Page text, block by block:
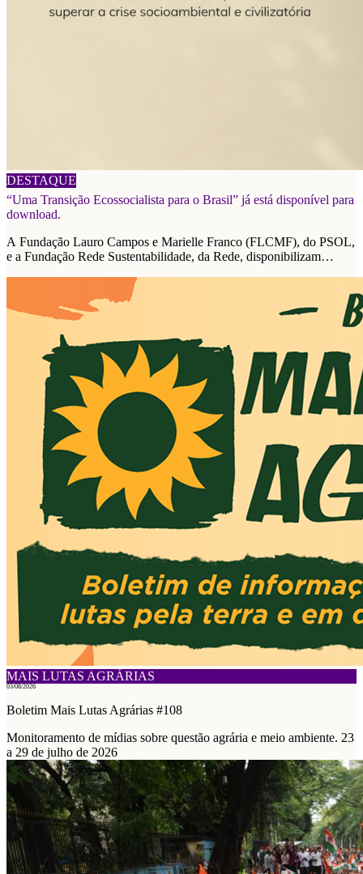
DESTAQUE
06/08/2026
“Uma Transição Ecossocialista para o Brasil” já está disponível para
download.
A Fundação Lauro Campos e Marielle Franco (FLCMF), do PSOL,
e a Fundação Rede Sustentabilidade, da Rede, disponibilizam
MAIS LUTAS AGRÁRIAS
03/08/2026
Boletim Mais Lutas Agrárias #108
Monitoramento de mídias sobre questão agrária e meio ambiente. 23
a 29 de julho de 2026